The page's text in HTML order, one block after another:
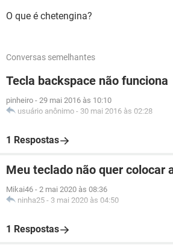
O que é chetengina?
Conversas semelhantes
Tecla backspace não funciona
pinheiro - 29 mai 2016 às 10:10
usuário anônimo - 30 mai 2016 às 02:28
1 Respostas
Meu teclado não quer colocar
Mikai46 - 2 mai 2020 às 08:36
ninha25 - 3 mai 2020 às 04:50
1 Respostas